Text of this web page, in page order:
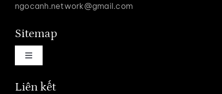
ngocanh.network@gmail.com
Sitemap
Toggle
Trang chủ
Liên kết